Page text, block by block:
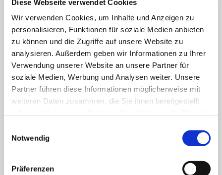
Diese Webseite verwendet Cookies
Wir verwenden Cookies, um Inhalte und Anzeigen zu
personalisieren, Funktionen für soziale Medien anbieten
zu können und die Zugriffe auf unsere Website zu
analysieren. Außerdem geben wir Informationen zu Ihrer
Verwendung unserer Website an unsere Partner für
soziale Medien, Werbung und Analysen weiter. Unsere
Partner führen diese Informationen möglicherweise mit
weiteren Daten zusammen, die Sie ihnen bereitgestellt
Notwendig
Präferenzen
Klinik für Allgemein-, Viszeral- und minimal-
invasive Chirurgie
Klinik für Anästhesiologie & Intensivmedizin
Klinik für Innere Medizin Goethestraße
Gefäß- und Handchirurgie